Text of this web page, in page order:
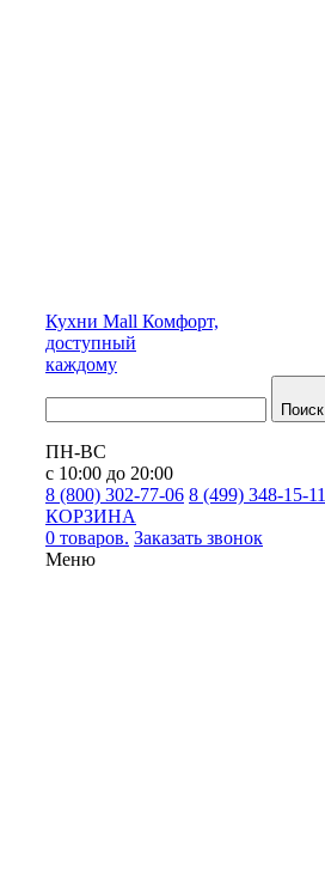
Кухни Mall Комфорт,
доступный
каждому
Поиск
ПН-ВС
с 10:00 до 20:00
8 (800) 302-77-06 8 (499) 348-15-11
КОРЗИНА
0 товаров. Заказать звонок
Меню